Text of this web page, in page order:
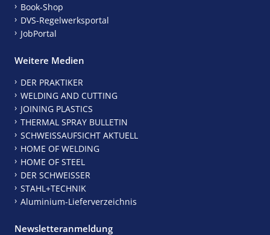
Book-Shop
DVS-Regelwerksportal
JobPortal
Weitere Medien
DER PRAKTIKER
WELDING AND CUTTING
JOINING PLASTICS
THERMAL SPRAY BULLETIN
SCHWEISSAUFSICHT AKTUELL
HOME OF WELDING
HOME OF STEEL
DER SCHWEISSER
STAHL+TECHNIK
Aluminium-Lieferverzeichnis
Newsletteranmeldung